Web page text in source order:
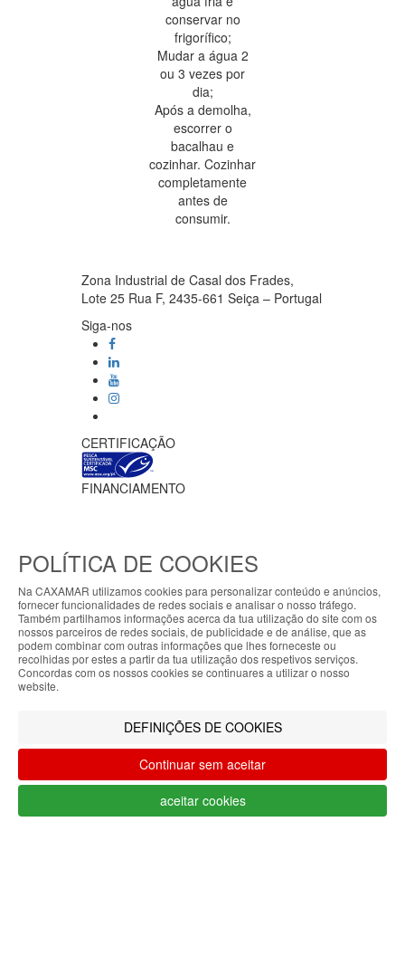
conservar no
frigorífico;
Mudar a água 2
ou 3 vezes por
dia;
Após a demolha,
escorrer o
bacalhau e
cozinhar. Cozinhar
completamente
antes de
consumir.
Zona Industrial de Casal dos Frades,
Lote 25 Rua F, 2435-661 Seiça – Portugal
Siga-nos
CERTIFICAÇÃO
FINANCIAMENTO
Ficha do projeto PRR-C10-i02-M-
000218 / Vídeo Apoio MAR2030
Meios de pagamento
Todos os direitos reservados / Salvo
indicação de contrário as promoções
apresentadas são válidas até ao dia 10-
Filtrar por
ABOUT THE COOKIES
My7stores handles information about your visit
using cookies that improve the performance of the
website, facilitate sharing via social networks and
continuing to browse our site, you accept the use of
these cookies. For more information, see our
Privacy and Cookie Policy. You can configure your
preferences in Cookie settings.
Accepted
POLÍTICA DE COOKIES
Na CAXAMAR utilizamos cookies para personalizar conteúdo e anúncios,
fornecer funcionalidades de redes sociais e analisar o nosso tráfego.
Também partilhamos informações acerca da tua utilização do site com os
nossos parceiros de redes sociais, de publicidade e de análise, que as
podem combinar com outras informações que lhes forneceste ou
recolhidas por estes a partir da tua utilização dos respetivos serviços.
Concordas com os nossos cookies se continuares a utilizar o nosso
website.
DEFINIÇÕES DE COOKIES
Continuar sem aceitar
aceitar cookies